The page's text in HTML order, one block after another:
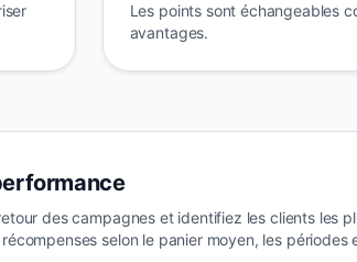
Les points sont échangeables
avantages.
des campagnes et identifiez les clients les
selon le panier moyen, les périodes